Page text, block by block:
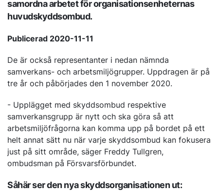
samordna arbetet för organisationsenheternas
huvudskyddsombud.
Publicerad 2020-11-11
De är också representanter i nedan nämnda
samverkans- och arbetsmiljögrupper. Uppdragen är på
tre år och påbörjades den 1 november 2020.
- Upplägget med skyddsombud respektive
samverkansgrupp är nytt och ska göra så att
arbetsmiljöfrågorna kan komma upp på bordet på ett
helt annat sätt nu när varje skyddsombud kan fokusera
just på sitt område, säger Freddy Tullgren,
ombudsman på Försvarsförbundet.
Såhär ser den nya skyddsorganisationen ut: